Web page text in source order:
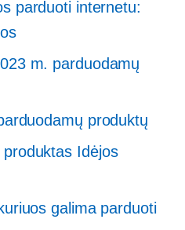
parduoti internetu:
m. parduodamų
produktų
Idėjos
galima parduoti